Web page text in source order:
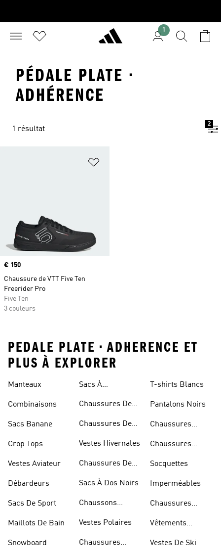
1
PÉDALE PLATE ·
ADHÉRENCE
1 résultat
2
Prix
€ 150
Chaussure de VTT Five Ten
Freerider Pro
Five Ten
3 couleurs
PEDALE PLATE • ADHERENCE ET
PLUS À EXPLORER
Manteaux
Combinaisons
Sacs Banane
Crop Tops
Vestes Aviateur
Débardeurs
Sacs De Sport
Maillots De Bain
Snowboard
Sacs À
Chaussures De
Chaussures De
Vestes Hivernales
Chaussures De
Sacs À Dos Noirs
Chaussons
Vestes Polaires
Chaussures
T-shirts Blancs
Pantalons Noirs
Chaussures
Chaussures
Socquettes
Imperméables
Chaussures
Vêtements
Vestes De Ski